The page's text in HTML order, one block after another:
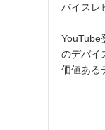
バイスレ
YouTube
のデバイ
価値ある